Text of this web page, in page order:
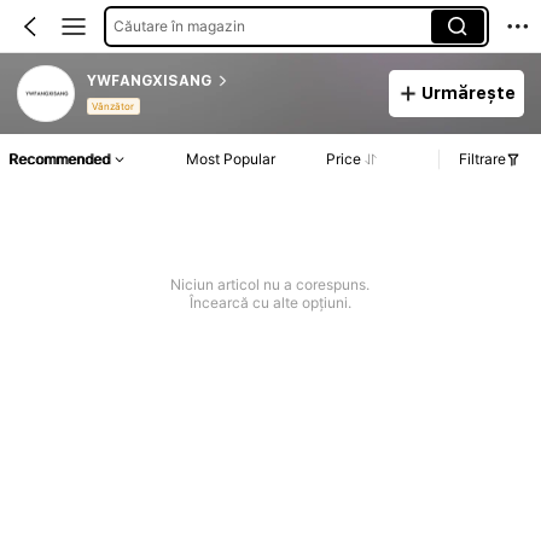
Căutare în magazin
YWFANGXISANG
Vânzător
Urmărește
Recommended Most Popular Price Filtrare
Niciun articol nu a corespuns.
Încearcă cu alte opțiuni.